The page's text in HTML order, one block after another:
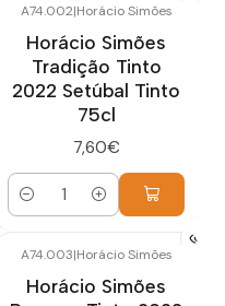
A74.002|Horácio Simões
Horácio Simões
Tradição Tinto
2022 Setúbal Tinto
75cl
7,60€
Cantidad
A74.003|Horácio Simões
Horácio Simões